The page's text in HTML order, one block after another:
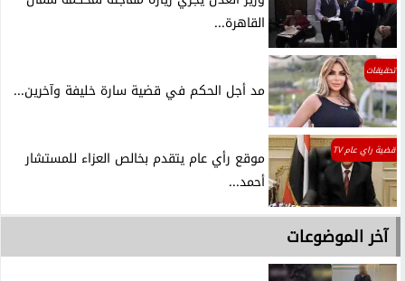
القاهرة...
تحقيقات
مد أجل الحكم في قضية سارة خليفة وآخرين...
قضية راي عام TV
موقع رأي عام يتقدم بخالص العزاء للمستشار
أحمد...
آخر الموضوعات